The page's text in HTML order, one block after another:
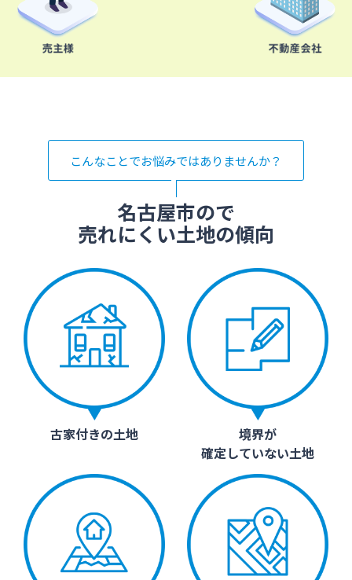
こんなことでお悩みではありませんか？
名古屋市ので
売れにくい土地の傾向
古家付きの土地
境界が
確定していない土地